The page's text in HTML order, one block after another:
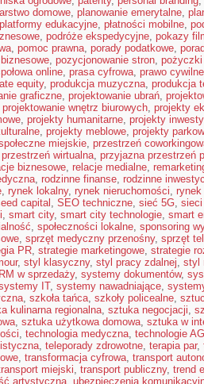
domowe, planowanie emerytalne,
platformy edukacyjne, płatności mobilne,
, podróże ekspedycyjne, pokazy
, pomoc prawna, porady podatkowe,
, pozycjonowanie stron, pożyczki
online, prasa cyfrowa, prawo
equity, produkcja muzyczna, produkcja
graficzne, projektowanie ubrań,
projektowanie wnętrz biurowych, projekty
, projekty humanitarne, projekty
, projekty meblowe, projekty
miejskie, przestrzeń
przestrzeń wirtualna, przyjazna przestrzeń
biznesowe, relacje medialne,
, rodzinne finanse, rodzinne
, rynek lokalny, rynek nieruchomości,
capital , SEO techniczne, sieć 5G, sieci
, smart city, smart city technologie, smart
, społeczności lokalne, sponsoring
, sprzęt medyczny przenośny, sprzęt
PR, strategie marketingowe, strategie
, styl klasyczny, styl pracy zdalnej, styl
w sprzedaży, systemy dokumentów,
IT, systemy nawadniające,
, szkoła tańca, szkoły policealne,
kulinarna regionalna, sztuka negocjacji,
, sztuka użytkowa domowa, sztuka w
, technologia medyczna, technologie
, teleporady zdrowotne, terapia par,
, transformacja cyfrowa, transport
miejski, transport publiczny, trend
artystyczna, ubezpieczenia